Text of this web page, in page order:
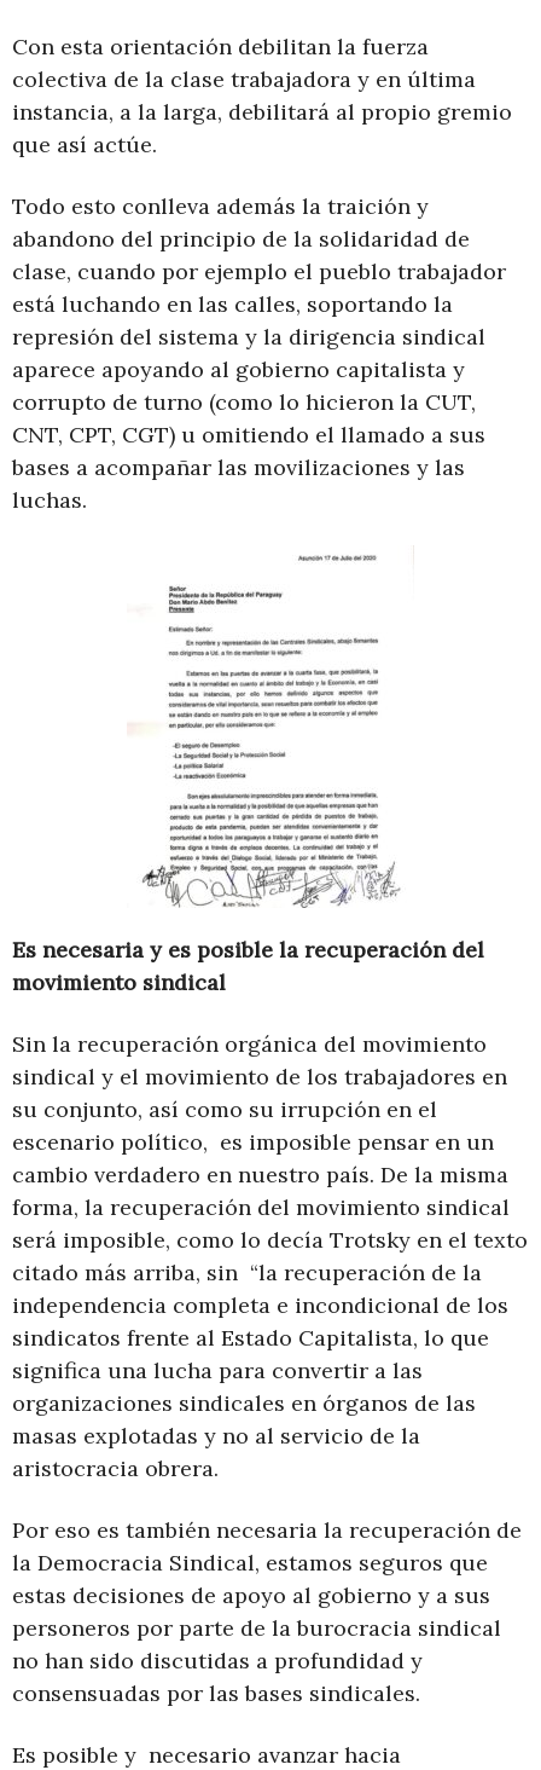
Con esta orientación debilitan la fuerza
colectiva de la clase trabajadora y en última
instancia, a la larga, debilitará al propio gremio
que así actúe.
Todo esto conlleva además la traición y
abandono del principio de la solidaridad de
clase, cuando por ejemplo el pueblo trabajador
está luchando en las calles, soportando la
represión del sistema y la dirigencia sindical
aparece apoyando al gobierno capitalista y
corrupto de turno (como lo hicieron la CUT,
CNT, CPT, CGT) u omitiendo el llamado a sus
bases a acompañar las movilizaciones y las
luchas.
Es necesaria y es posible la recuperación del
movimiento sindical
Sin la recuperación orgánica del movimiento
sindical y el movimiento de los trabajadores en
su conjunto, así como su irrupción en el
escenario político, es imposible pensar en un
cambio verdadero en nuestro país. De la misma
forma, la recuperación del movimiento sindical
será imposible, como lo decía Trotsky en el texto
citado más arriba, sin “la recuperación de la
independencia completa e incondicional de los
sindicatos frente al Estado Capitalista, lo que
significa una lucha para convertir a las
organizaciones sindicales en órganos de las
masas explotadas y no al servicio de la
aristocracia obrera.
Por eso es también necesaria la recuperación de
la Democracia Sindical, estamos seguros que
estas decisiones de apoyo al gobierno y a sus
personeros por parte de la burocracia sindical
no han sido discutidas a profundidad y
consensuadas por las bases sindicales.
Es posible y necesario avanzar hacia